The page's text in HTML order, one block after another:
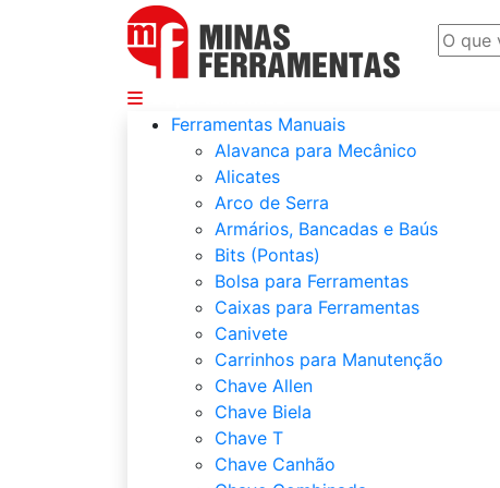
Ferramentas Manuais
Alavanca para Mecânico
Alicates
Arco de Serra
Armários, Bancadas e Baús
Bits (Pontas)
Bolsa para Ferramentas
Caixas para Ferramentas
Canivete
Carrinhos para Manutenção
Chave Allen
Chave Biela
Chave T
Chave Canhão